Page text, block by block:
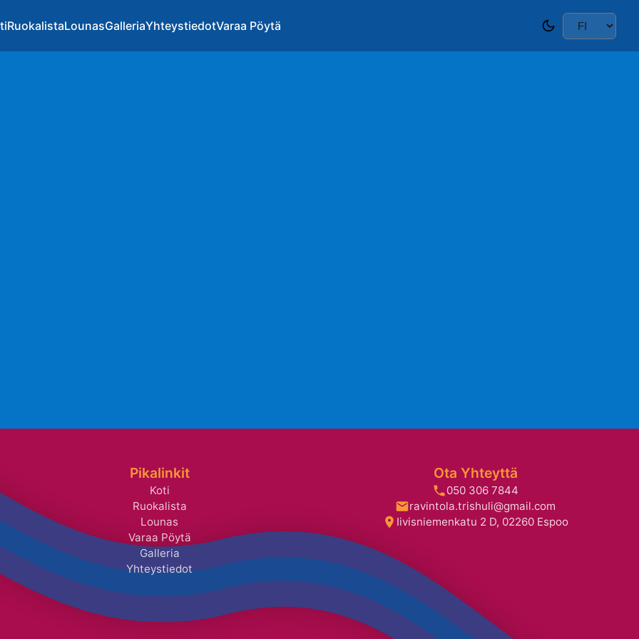
RuokalistaLounasGalleriaYhteystiedotVaraa Pöytä
Pikalinkit
Koti
Ruokalista
Lounas
Varaa Pöytä
Galleria
Yhteystiedot
Ota Yhteyttä
050 306 7844
ravintola.trishuli@gmail.com
Iivisniemenkatu 2 D, 02260 Espoo